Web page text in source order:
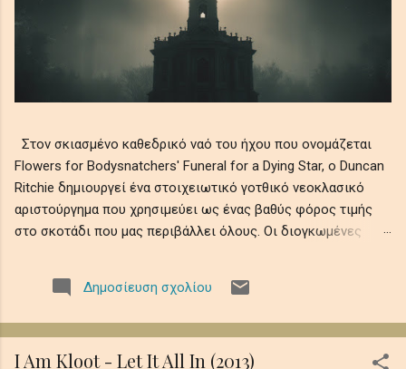
Στον σκιασμένο καθεδρικό ναό του ήχου που ονομάζεται
Flowers for Bodysnatchers' Funeral for a Dying Star, ο Duncan
Ritchie δημιουργεί ένα στοιχειωτικό γοτθικό νεοκλασικό
αριστούργημα που χρησιμεύει ως ένας βαθύς φόρος τιμής
στο σκοτάδι που μας περιβάλλει όλους. Οι διογκωμένες
πιάνου και ατμοσφαιρικά ηχοχρώματα, θυμίζοντας την
αδυσώπητη φθορά του ουράνιου φωτός σε αιώνια νύχτα,
της ύπαρξης εν μέσω ψιθύρων απώλειας, απομόνωσης και
κοσμικής λήθης. Αυτό το ηχητικό ρέκβιεμ βυθίζει τους
Δημοσίευση σχολίου
I Am Kloot - Let It All In (2013)